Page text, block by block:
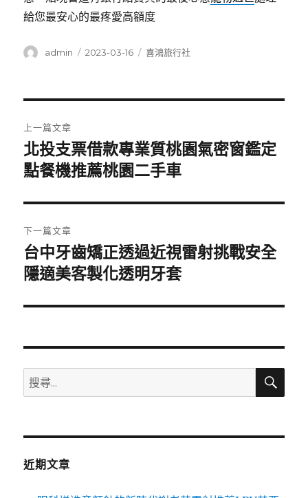
給您最安心的最疼愛高額度
作
admin
發
2023-03-16
分
喜鴻旅行社
章
導
覽
上一篇文章
上
一
文
章:
北投支票借款專業質桃園氣密窗鑑定
點餐機推薦桃園二手車
下一篇文章
下
一
文
台中牙齒矯正透過近視雷射挑戰安全
隱適美客製化透明牙套
搜
尋
鍵
搜
近期文章